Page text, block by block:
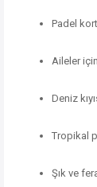
Padel
Aileler
Deniz
Tropikal
Şık ve